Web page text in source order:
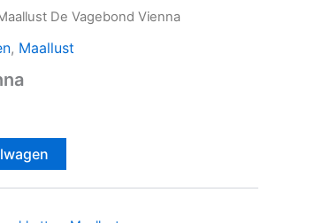
De Vagebond Vienna
, Maallust